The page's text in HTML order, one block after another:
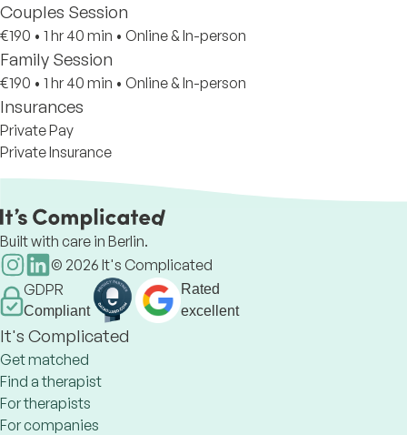
Couples Session
€190 • 1 hr 40 min • Online & In-person
Family Session
€190 • 1 hr 40 min • Online & In-person
Insurances
Private Pay
Private Insurance
Built with care in Berlin.
© 2026 It's Complicated
GDPR
Compliant
Rated
excellent
It's Complicated
Get matched
Find a therapist
For therapists
For companies